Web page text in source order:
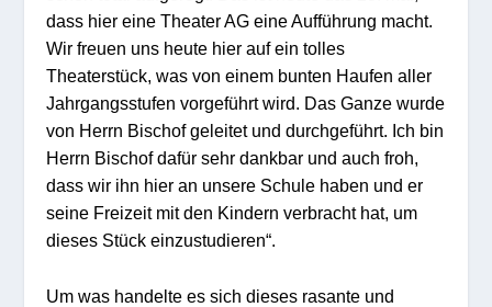
dass hier eine Theater AG eine Aufführung macht.
Wir freuen uns heute hier auf ein tolles
Theaterstück, was von einem bunten Haufen aller
Jahrgangsstufen vorgeführt wird. Das Ganze wurde
von Herrn Bischof geleitet und durchgeführt. Ich bin
Herrn Bischof dafür sehr dankbar und auch froh,
dass wir ihn hier an unsere Schule haben und er
seine Freizeit mit den Kindern verbracht hat, um
dieses Stück einzustudieren“.
Um was handelte es sich dieses rasante und